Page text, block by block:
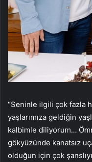
“Seninle ilgili çok fazla
yaşlarımıza geldiğin
kalbimle diliyorum…
gökyüzünde kanatsız
olduğun için çok